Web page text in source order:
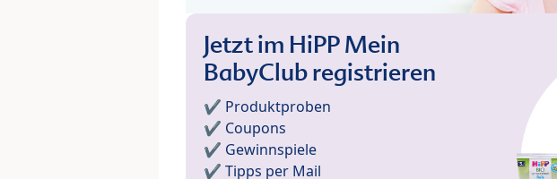
Jetzt im HiPP Mein
BabyClub registrieren
✔️ Produktproben
✔️ Coupons
✔️ Gewinnspiele
✔️ Tipps per Mail